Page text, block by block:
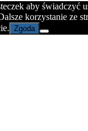
aby świadczyć
korzystanie ze
Zgoda